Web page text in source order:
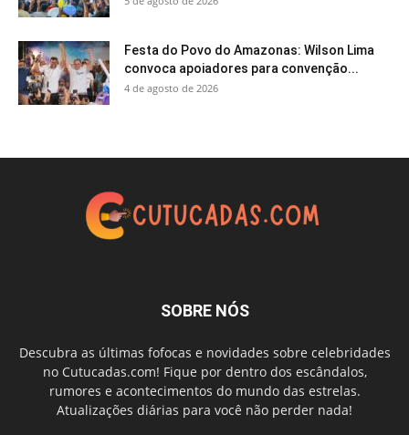
Festa do Povo do Amazonas: Wilson Lima
convoca apoiadores para convenção...
4 de agosto de 2026
SOBRE NÓS
Descubra as últimas fofocas e novidades sobre celebridades
no Cutucadas.com! Fique por dentro dos escândalos,
rumores e acontecimentos do mundo das estrelas.
Atualizações diárias para você não perder nada!